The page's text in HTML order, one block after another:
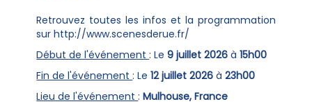
Retrouvez toutes les infos et la programmation
sur http://www.scenesderue.fr/
Début de l'événement: Le9 juillet 2026 à15h00
Fin de l'événement: Le12 juillet 2026 à23h00
Lieu de l'événement:Mulhouse, France